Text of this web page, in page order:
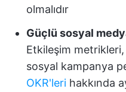
olmalıdır
Güçlü sosyal
Etkileşim
sosyal kampanya
OKR'leri hakkında